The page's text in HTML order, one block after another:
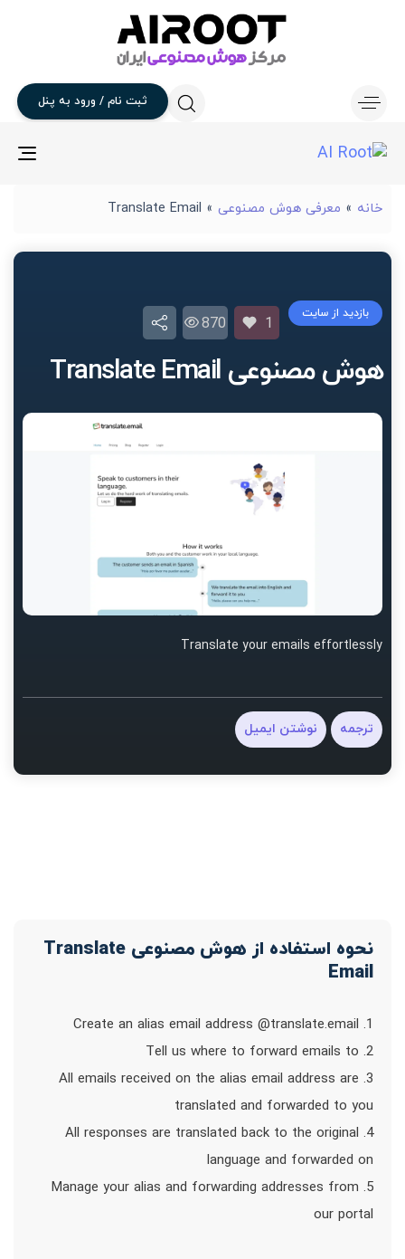
ثبت نام / ورود به پنل
خانه » معرفی هوش مصنوعی »
Translate Email
هوش مصنوعی Translate Email
بازدید از سایت
1
870
Translate your emails effortlessly
ترجمه نوشتن ایمیل
نحوه استفاده از هوش مصنوعی Translate
Email
1. Create an alias email address @translate.email
2. Tell us where to forward emails to
3. All emails received on the alias email address are
translated and forwarded to you
4. All responses are translated back to the original
language and forwarded on
5. Manage your alias and forwarding addresses from
our portal